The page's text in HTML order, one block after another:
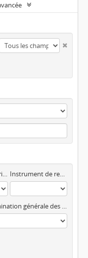
Document numérisé disponible Instrument de recherche
Dénomination générale des documents